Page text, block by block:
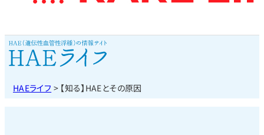
HAEライフ > 【知る】HAEとその原因
プライバシーポリシー